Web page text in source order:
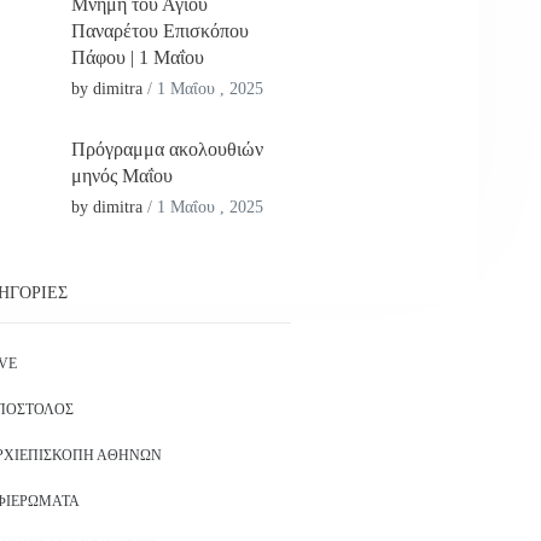
Μνήμη του Αγίου
Παναρέτου Επισκόπου
Πάφου | 1 Μαΐου
by dimitra / 1 Μαΐου , 2025
Πρόγραμμα ακολουθιών
μηνός Μαΐου
by dimitra / 1 Μαΐου , 2025
ΑΘΗΝΏΝ